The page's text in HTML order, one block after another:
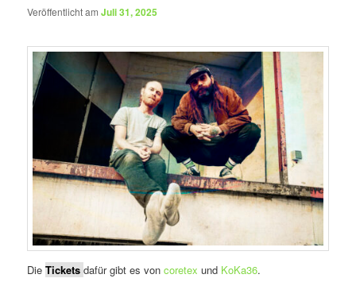
Veröffentlicht amJuli 31, 2025
DieTicketsdafür gibt es voncoretex und KoKa36.